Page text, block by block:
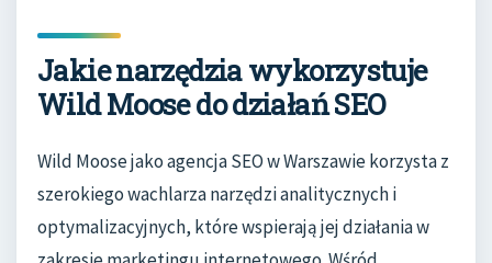
Jakie narzędzia wykorzystuje
Wild Moose do działań SEO
Wild Moose jako agencja SEO w Warszawie korzysta z
szerokiego wachlarza narzędzi analitycznych i
optymalizacyjnych, które wspierają jej działania w